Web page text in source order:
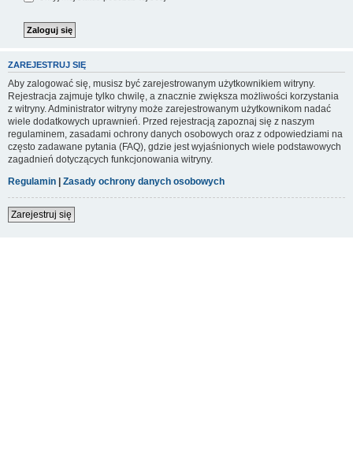
ZAREJESTRUJ SIĘ
Aby zalogować się, musisz być zarejestrowanym użytkownikiem witryny.
Rejestracja zajmuje tylko chwilę, a znacznie zwiększa możliwości korzystania
z witryny. Administrator witryny może zarejestrowanym użytkownikom nadać
wiele dodatkowych uprawnień. Przed rejestracją zapoznaj się z naszym
regulaminem, zasadami ochrony danych osobowych oraz z odpowiedziami na
często zadawane pytania (FAQ), gdzie jest wyjaśnionych wiele podstawowych
zagadnień dotyczących funkcjonowania witryny.
Regulamin | Zasady ochrony danych osobowych
Zarejestruj się